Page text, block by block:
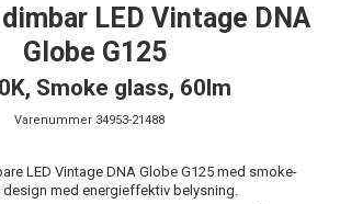
dimbar LED Vintage DNA
Globe G125
Smoke glass, 60lm
Varenummer 34953-21488
LED Vintage DNA Globe G125 med smoke-
med energieffektiv belysning.